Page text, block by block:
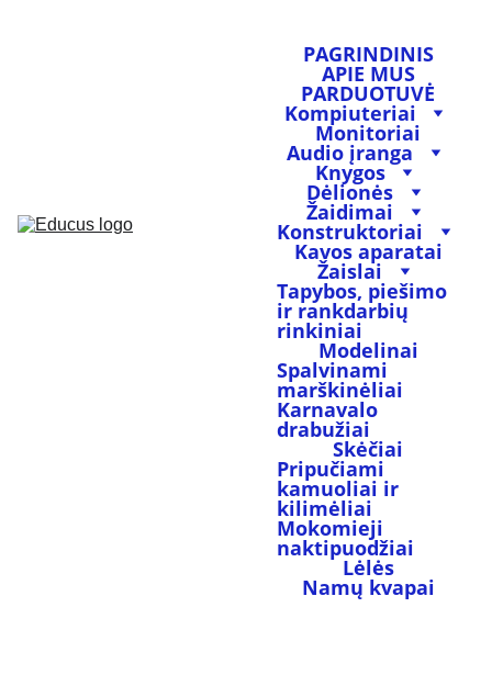
PAGRINDINIS
APIE MUS
PARDUOTUVĖ
Kompiuteriai
Monitoriai
Audio įranga
Knygos
Dėlionės
Žaidimai
Konstruktoriai
Kavos aparatai
Žaislai
Tapybos, piešimo
ir rankdarbių
rinkiniai
Modelinai
Spalvinami
marškinėliai
Karnavalo
drabužiai
Skėčiai
Pripučiami
kamuoliai ir
kilimėliai
Mokomieji
naktipuodžiai
Lėlės
Namų kvapai